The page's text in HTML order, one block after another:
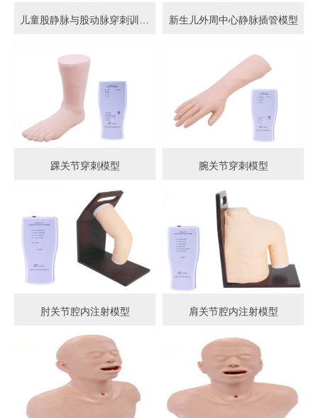
儿童股静脉与股动脉穿刺训练模型 新生儿外周中心静脉插管模型
踝关节穿刺模型 腕关节穿刺模型
肘关节腔内注射模型 肩关节腔内注射模型